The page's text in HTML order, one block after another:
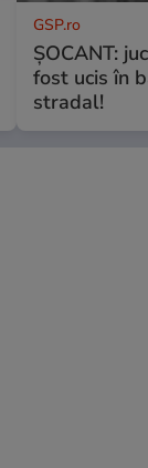
GSP.ro
ȘOCANT:
fost ucis în
stradal!